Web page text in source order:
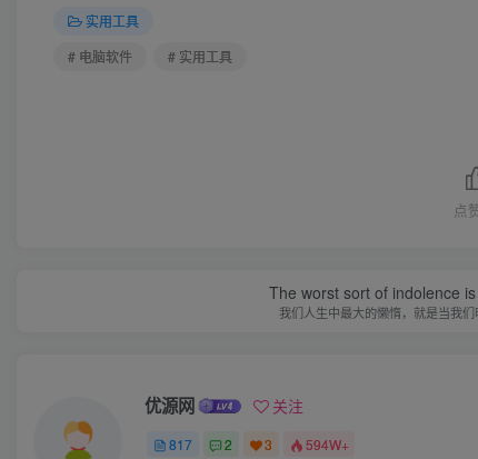
实用工具
# 电脑软件
# 实用工具
点
The worst sort of indolence
我们人生中最大的懒惰，就是当我
优源网 关注
817 2 3 594W+